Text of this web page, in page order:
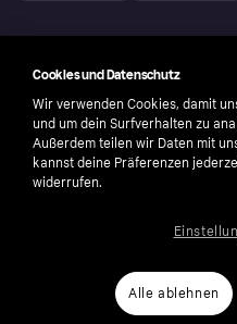
number: 556737-0431
Cookies und Datenschutz
Wir verwenden Cookies, damit
und um dein Surfverhalten zu
Außerdem teilen wir Daten mit
kannst deine Präferenzen
widerrufen.
Alle ablehnen